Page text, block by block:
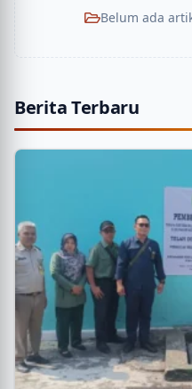
Belum ada
Berita Terbaru